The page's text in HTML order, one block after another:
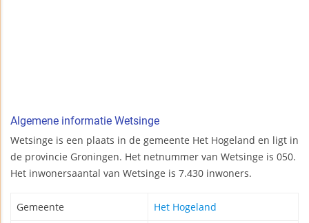
Algemene informatie Wetsinge
Wetsinge is een plaats in de gemeente Het Hogeland en ligt in
de provincie Groningen. Het netnummer van Wetsinge is 050.
Het inwonersaantal van Wetsinge is 7.430 inwoners.
Gemeente Het Hogeland